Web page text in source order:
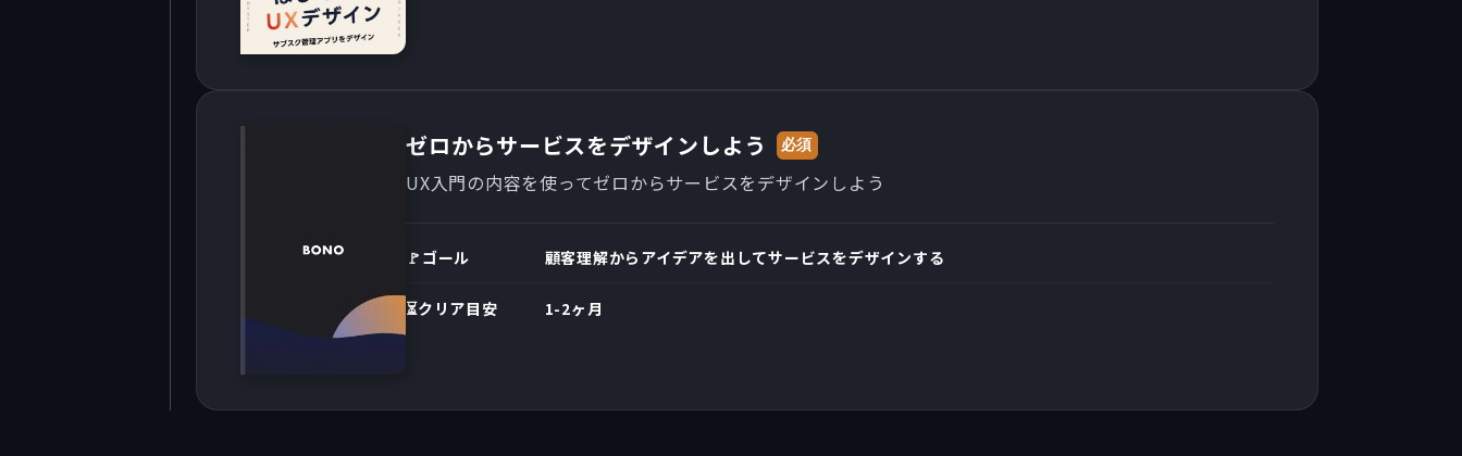
ゼロからサービスをデザインしよう 必須
UX入門の内容を使ってゼロからサービスをデザインしよう
🚩ゴール 顧客理解からアイデアを出してサービスをデザインする
⏳クリア目安 1-2ヶ月